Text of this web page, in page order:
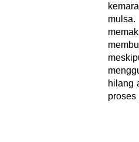
hilang
proses